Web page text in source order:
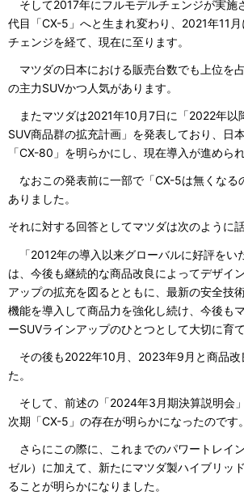
そして2017年にフルモデルチェンジが実施
代目「CX-5」へと生まれ変わり、2021年11
チェンジを経て、現在に至ります。
マツダの日本における販売台数でも上位を
の主力SUVかつ人気があります。
またマツダは2021年10月7日に「2022年以
SUV商品群の拡充計画」を発表しており、日
「CX-80」を明らかにし、現在導入が進めら
なおこの発表前に一部で「CX-5は無くなる
ありました。
それに対する回答としてマツダは次のように
「2012年の導入以来グローバルに好評をい
は、今後も継続的な商品改良によってデザイ
アップの拡充を図るとともに、最新の安全技
機能を導入して商品力を強化し続け、今後も
ーSUVラインアップのひとつとして大切に育
その後も2022年10月、2023年9月と商品改
た。
そして、前述の「2024年3月期決算説明会
次期「CX-5」の存在が明らかになったのです。
さらにこの際に、これまでのパワートレイ
ゼル）に加えて、新たにマツダ製ハイブリッ
ることが明らかになりました。